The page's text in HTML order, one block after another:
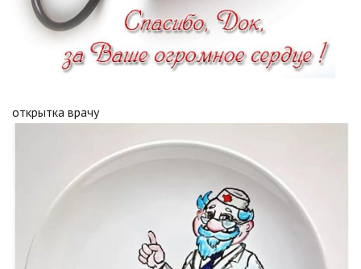
открытка врачу